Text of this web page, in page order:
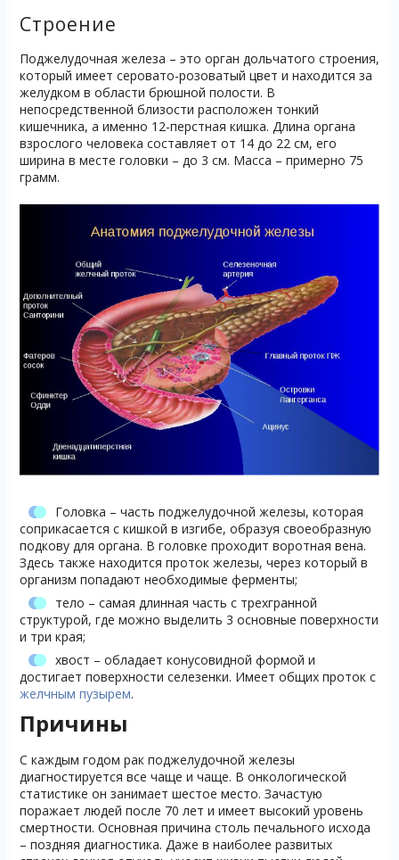
Строение
Поджелудочная железа – это орган дольчатого строения,
который имеет серовато-розоватый цвет и находится за
желудком в области брюшной полости. В
непосредственной близости расположен тонкий
кишечника, а именно 12-перстная кишка. Длина органа
взрослого человека составляет от 14 до 22 см, его
ширина в месте головки – до 3 см. Масса – примерно 75
грамм.
Головка – часть поджелудочной железы, которая
соприкасается с кишкой в изгибе, образуя своеобразную
подкову для органа. В головке проходит воротная вена.
Здесь также находится проток железы, через который в
организм попадают необходимые ферменты;
тело – самая длинная часть с трехгранной
структурой, где можно выделить 3 основные поверхности
и три края;
хвост – обладает конусовидной формой и
достигает поверхности селезенки. Имеет общих проток с
желчным пузырем.
Причины
С каждым годом рак поджелудочной железы
диагностируется все чаще и чаще. В онкологической
статистике он занимает шестое место. Зачастую
поражает людей после 70 лет и имеет высокий уровень
смертности. Основная причина столь печального исхода
– поздняя диагностика. Даже в наиболее развитых